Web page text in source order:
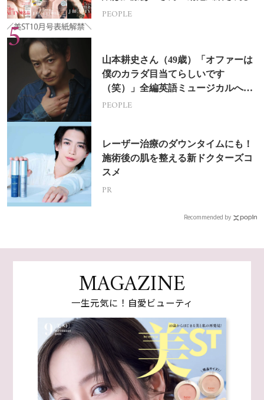
PEOPLE
山本耕史さん（49歳）「オファーは
僕のカラダ目当てらしいです
（笑）」全編英語ミュージカルへの
挑戦
PEOPLE
レーザー治療のダウンタイムにも！
施術後の肌を整える新ドクターズコ
スメ
PR
Recommended by
MAGAZINE
一生元気に！自愛ビューティ